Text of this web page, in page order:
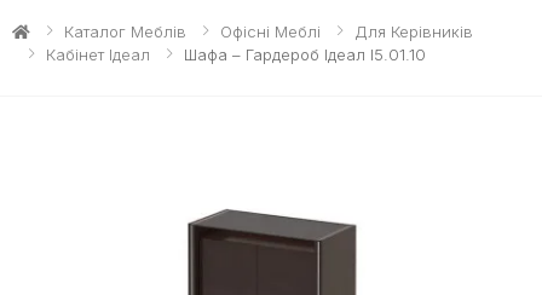
Каталог Меблів Офісні Меблі
Для Керівників
Кабінет Ідеал
Шафа – Гардероб Ідеал I5.01.10